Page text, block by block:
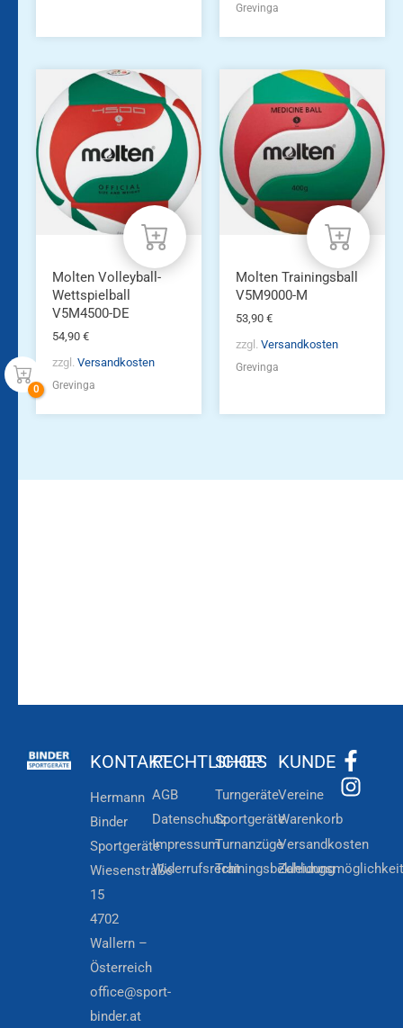
Grevinga
Molten Volleyball-
Wettspielball
V5M4500-DE
54,90 €
zzgl. Versandkosten
Grevinga
Molten Trainingsball
V5M9000-M
53,90 €
zzgl. Versandkosten
Grevinga
KONTAKT
Hermann
Binder
Sportgeräte
Wiesenstraße
15
4702
Wallern –
Österreich
office@sport-
binder.at
RECHTLICHES
AGB
Datenschutz
Impressum
Widerrufsrecht
SHOP
Turngeräte
Sportgeräte
Turnanzüge
Trainingsbekleidung
KUNDE
Vereine
Warenkorb
Versandkosten